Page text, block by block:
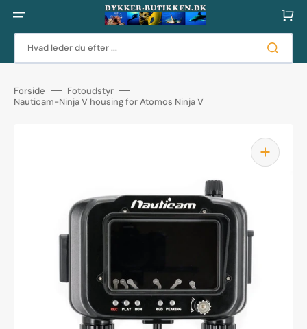
indhold
Hvad leder du efter ...
Forside
Fotoudstyr
Nauticam-Ninja V housing for Atomos Ninja V
mediet
1
i
gallerivisning